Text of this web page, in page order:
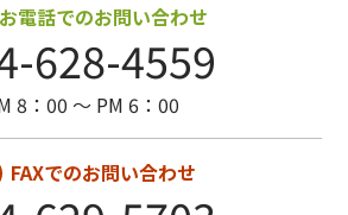
お電話でのお問い合わせ
628-4559
8：00 〜 PM 6：00
FAXでのお問い合わせ